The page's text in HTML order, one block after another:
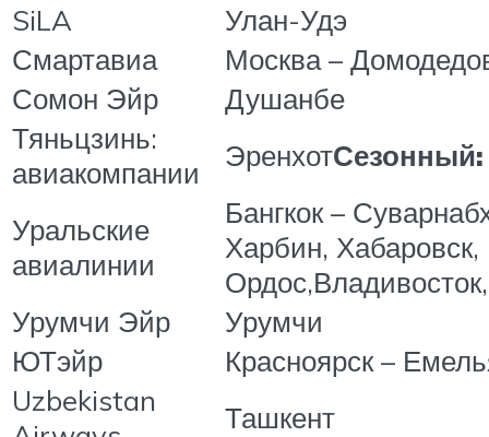
SiLA
Улан-Удэ
Смартавиа
Москва –
Сомон Эйр
Душанбе
Тяньцзинь:
авиакомпании
ЭренхотСезонный:
Уральские
авиалинии
Бангкок –
Харбин,
Урумчи Эйр
Урумчи
ЮТэйр
Красноярск –
Uzbekistan
Ташкент